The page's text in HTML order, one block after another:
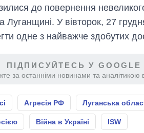
до повернення
Луганщині. У вівторок, 27
одне з найважче здобутих
ПІДПИСУЙТЕСЬ У GOOGLE
за останніми новинами та аналітикою
Агресія РФ Луганська
Війна в Україні ISW